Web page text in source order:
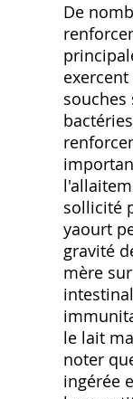
De
souches
sollicité
yaourt
gravité
mère
le lait
noter
ingérée